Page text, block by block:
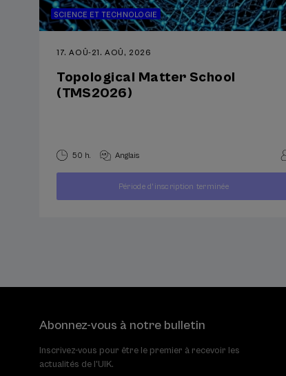
SCIENCE ET TECHNOLOGIE
17. AOÛ-21. AOÛ, 2026
Topological Matter School
(TMS2026)
50 h. Anglais
...
PARTIR400
Dernières
places
Gratuit
Date
passée
Période d'inscription terminée
Abonnez-vous à notre bulletin
Inscrivez-vous pour être le premier à recevoir les
actualités de l'UIK.